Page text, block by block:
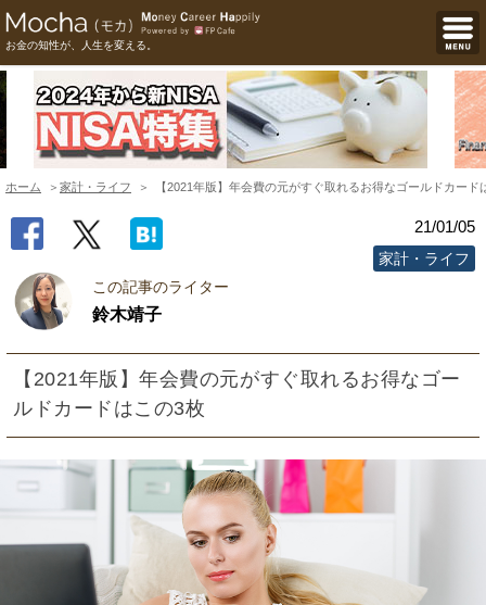
お金の知性が、人生を変える。
ホーム 家計・ライフ 【2021年版】年会費の元がすぐ取れるお得なゴールドカード
21/01/05
家計・ライフ
この記事のライター
鈴木靖子
【2021年版】年会費の元がすぐ取れるお得なゴー
ルドカードはこの3枚